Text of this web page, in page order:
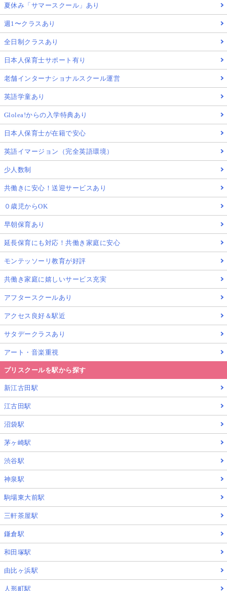
夏休み「サマースクール」あり
週1〜クラスあり
全日制クラスあり
日本人保育士サポート有り
老舗インターナショナルスクール運営
英語学童あり
Glolea!からの入学特典あり
日本人保育士が在籍で安心
英語イマージョン（完全英語環境）
少人数制
共働きに安心！送迎サービスあり
０歳児からOK
早朝保育あり
延長保育にも対応！共働き家庭に安心
モンテッソーリ教育が好評
共働き家庭に嬉しいサービス充実
アフタースクールあり
アクセス良好＆駅近
サタデークラスあり
アート・音楽重視
プリスクールを駅から探す
新江古田駅
江古田駅
沼袋駅
茅ヶ崎駅
渋谷駅
神泉駅
駒場東大前駅
三軒茶屋駅
鎌倉駅
和田塚駅
由比ヶ浜駅
人形町駅